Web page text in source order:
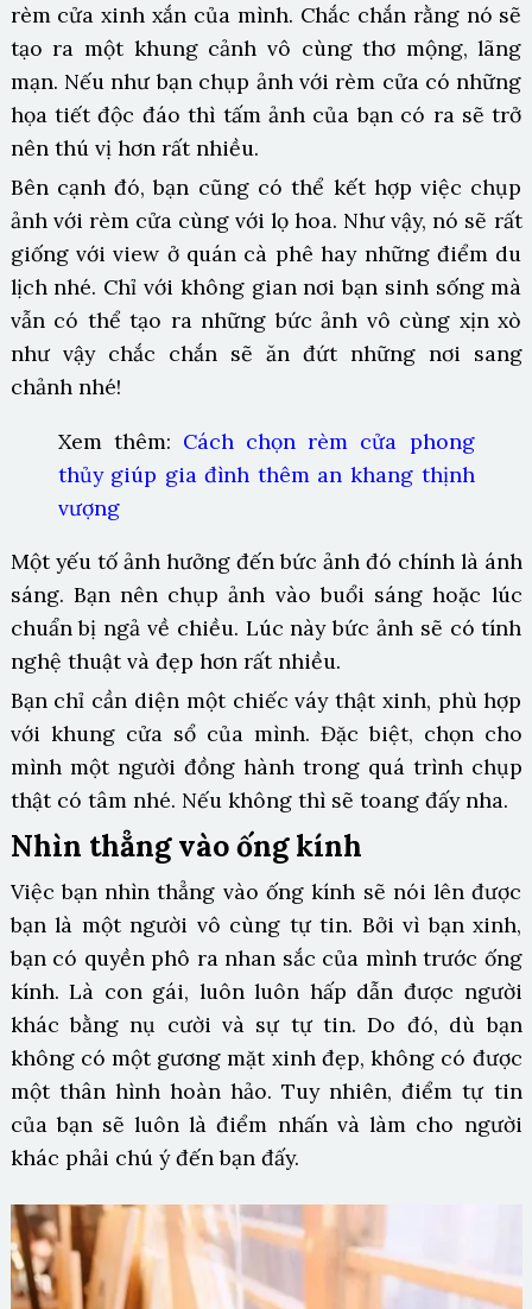
rèm cửa xinh xắn của mình. Chắc chắn rằng nó sẽ
tạo ra một khung cảnh vô cùng thơ mộng, lãng
mạn. Nếu như bạn chụp ảnh với rèm cửa có những
họa tiết độc đáo thì tấm ảnh của bạn có ra sẽ trở
nên thú vị hơn rất nhiều.
Bên cạnh đó, bạn cũng có thể kết hợp việc chụp
ảnh với rèm cửa cùng với lọ hoa. Như vậy, nó sẽ rất
giống với view ở quán cà phê hay những điểm du
lịch nhé. Chỉ với không gian nơi bạn sinh sống mà
vẫn có thể tạo ra những bức ảnh vô cùng xịn xò
như vậy chắc chắn sẽ ăn đứt những nơi sang
chảnh nhé!
Xem thêm: Cách chọn rèm cửa phong
thủy giúp gia đình thêm an khang thịnh
vượng
Một yếu tố ảnh hưởng đến bức ảnh đó chính là ánh
sáng. Bạn nên chụp ảnh vào buổi sáng hoặc lúc
chuẩn bị ngả về chiều. Lúc này bức ảnh sẽ có tính
nghệ thuật và đẹp hơn rất nhiều.
Bạn chỉ cần diện một chiếc váy thật xinh, phù hợp
với khung cửa sổ của mình. Đặc biệt, chọn cho
mình một người đồng hành trong quá trình chụp
thật có tâm nhé. Nếu không thì sẽ toang đấy nha.
Nhìn thẳng vào ống kính
Việc bạn nhìn thẳng vào ống kính sẽ nói lên được
bạn là một người vô cùng tự tin. Bởi vì bạn xinh,
bạn có quyền phô ra nhan sắc của mình trước ống
kính. Là con gái, luôn luôn hấp dẫn được người
khác bằng nụ cười và sự tự tin. Do đó, dù bạn
không có một gương mặt xinh đẹp, không có được
một thân hình hoàn hảo. Tuy nhiên, điểm tự tin
của bạn sẽ luôn là điểm nhấn và làm cho người
khác phải chú ý đến bạn đấy.